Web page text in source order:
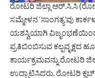
ರೋಟರಿ ಜಿಲ್ಲಾ ಆರ್.ಸಿ.ಸಿ
ಸಮ್ಮೇಳನ ‘ಸಾಂಗತ್ಯ’ವು
ಯಶಸ್ವಿಯಾಗಿ ವಿಜೃಂಭಣೆಯಿಂದ
ಪ್ರತಿಬಿಂಬಿಸುವ ಕಲ್ಪವೃಕ್ಷದ
ಕಾರ್ಯಕ್ರಮವನ್ನು ರೋಟರಿ
ಉದ್ಘಾಟಿಸಿದರು. ರೋಟರಿ ಕ್ಲಬ್